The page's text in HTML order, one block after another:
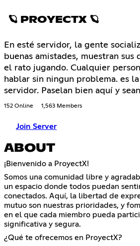
🪐 PROYECTX 🪐
En esté servidor, la gente
buenas amistades, muestran sus
el rato jugando. Cualquier
hablar sin ningun problema. es
servidor. Paselan bien aquí y
152 Online 1,563 Members
Join Server
ABOUT
¡Bienvenido a ProyectX!
Somos una comunidad libre y
un espacio donde todos puedan
conectados. Aquí, la libertad de
mutuo son nuestras prioridades, y
en el que cada miembro pueda
significativa y segura.
¿Qué te ofrecemos en ProyectX?